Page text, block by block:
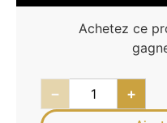
Achetez ce
− +